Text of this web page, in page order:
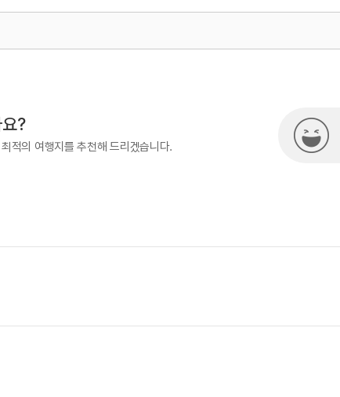
?
적의 여행지를 추천해 드리겠습니다.